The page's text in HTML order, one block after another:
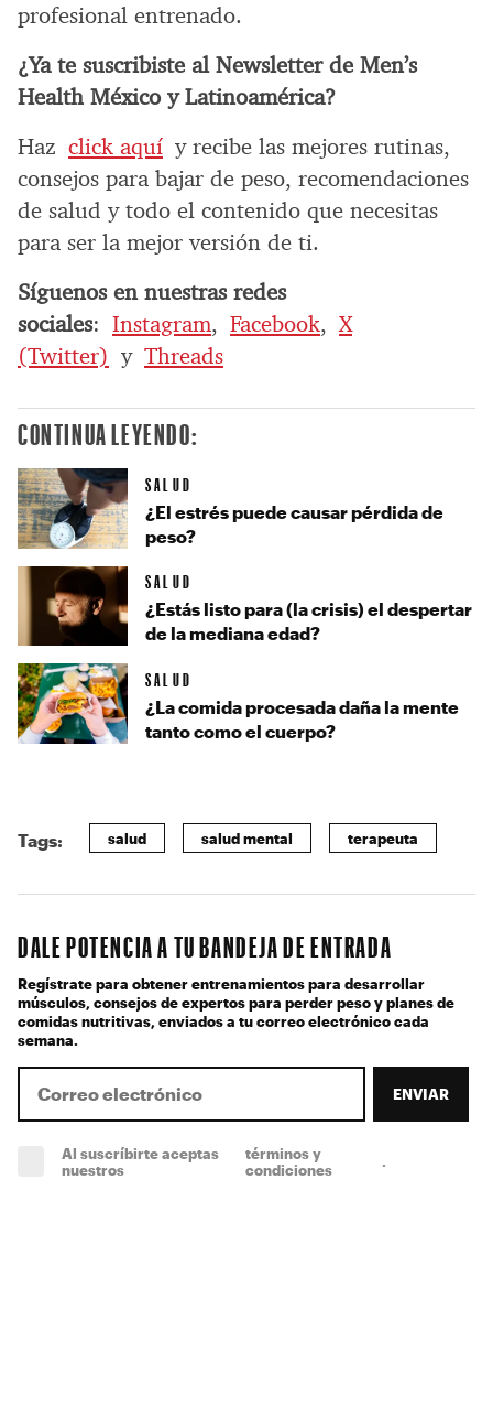
profesional entrenado.
¿Ya te suscribiste al Newsletter de Men’s
Health México y Latinoamérica?
Haz click aquí y recibe las mejores rutinas,
consejos para bajar de peso, recomendaciones
de salud y todo el contenido que necesitas
para ser la mejor versión de ti.
Síguenos en nuestras redes
sociales: Instagram, Facebook,X
(Twitter) y Threads
CONTINUA LEYENDO:
SALUD
¿El estrés puede causar pérdida de
peso?
SALUD
¿Estás listo para (la crisis) el despertar
de la mediana edad?
SALUD
¿La comida procesada daña la mente
tanto como el cuerpo?
Tags: salud salud mental terapeuta
DALE POTENCIA A TU BANDEJA DE ENTRADA
Regístrate para obtener entrenamientos para desarrollar
músculos, consejos de expertos para perder peso y planes de
comidas nutritivas, enviados a tu correo electrónico cada
semana.
ENVIAR
Al suscríbirte aceptas
nuestros
términos y
condiciones
.